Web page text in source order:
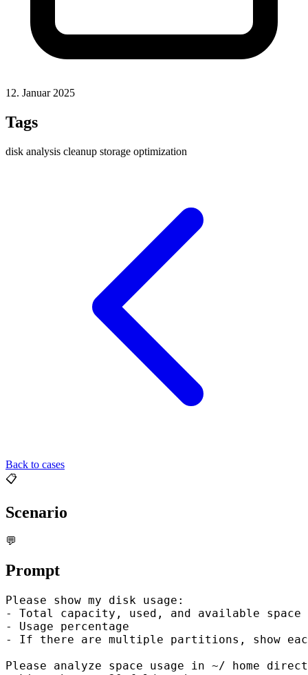
12. Januar 2025
Tags
disk analysis cleanup storage optimization
Back to cases
📋
Scenario
💬
Prompt
Please show my disk usage:
- Total capacity, used, and available space
- Usage percentage
- If there are multiple partitions, show
Please analyze space usage in ~/ home